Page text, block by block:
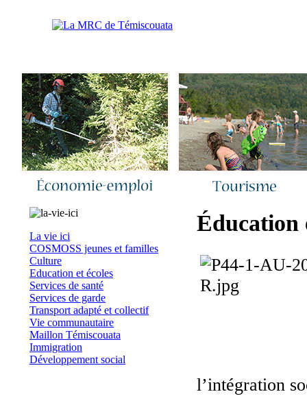
La vie ici
COSMOSS jeunes et familles
Culture
Education et écoles
Services de santé
Services de garde
Transport adapté et collectif
Vie communautaire
Maillon Témiscouata
Immigration
Développement social
Éducation
l’intégration